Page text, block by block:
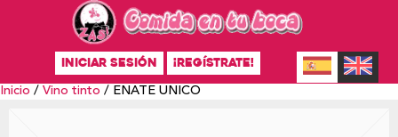
INICIAR SESIÓN ¡REGÍSTRATE!
Inicio / Vino tinto / ENATE UNICO